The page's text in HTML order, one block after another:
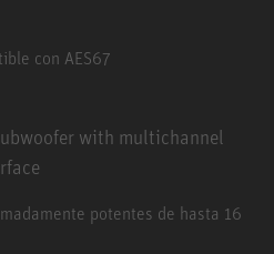
con AES67
with multichannel
potentes de hasta 16